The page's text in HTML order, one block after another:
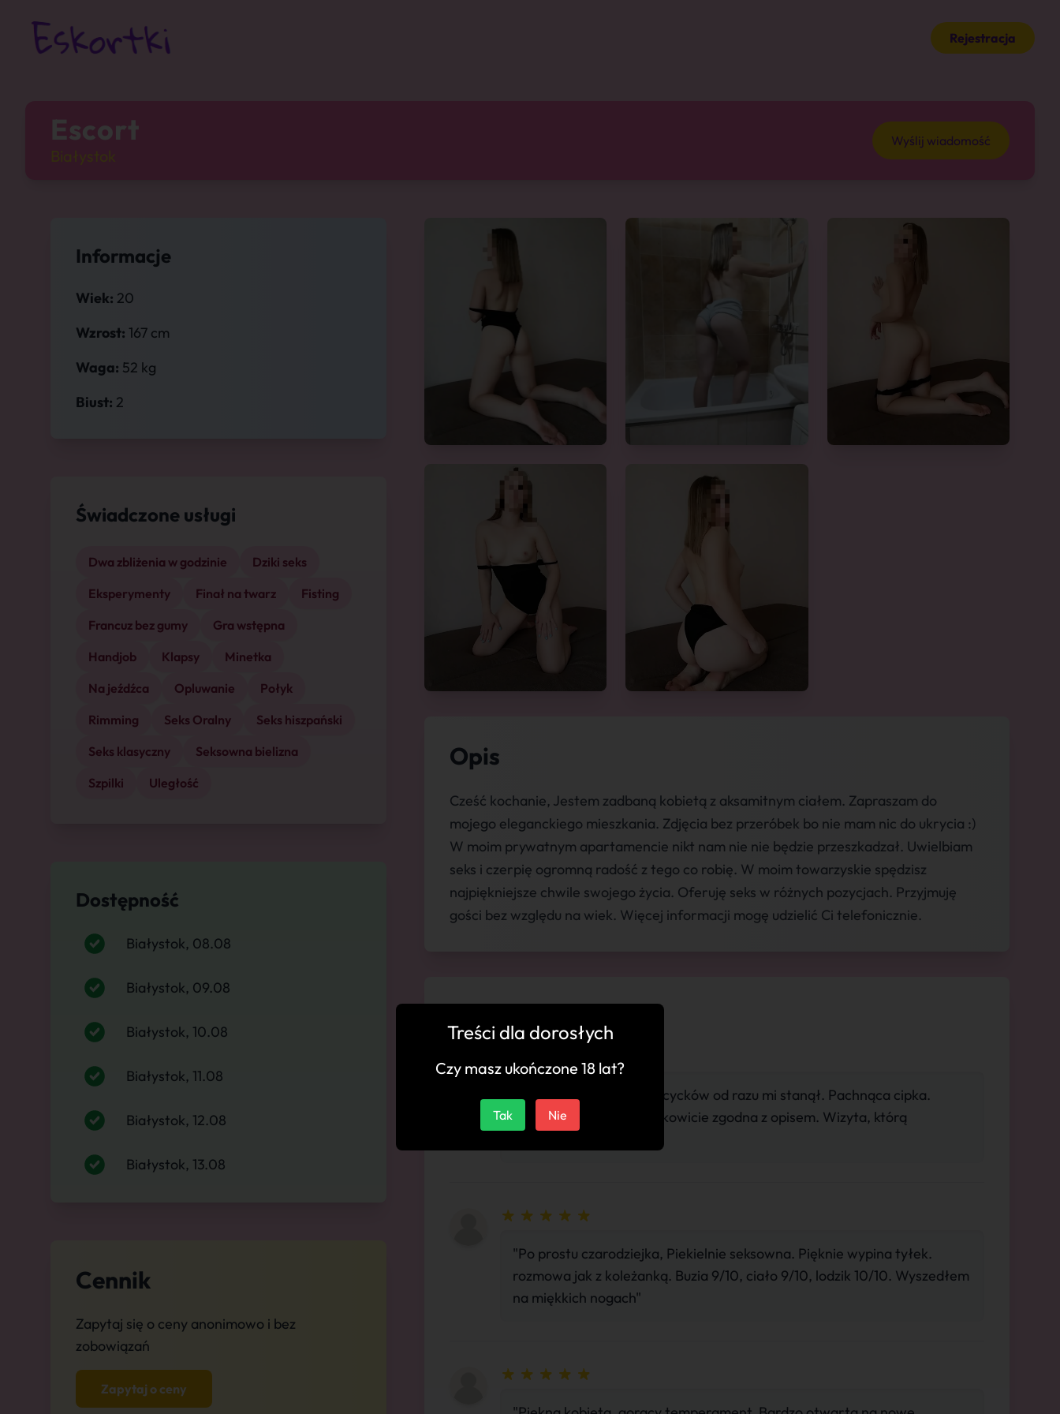
Rejestracja
Escort Wyślij wiadomość
Informacje
Wiek: 20
Wzrost: 167 cm
Waga: 52 kg
Biust: 2
Świadczone usługi
Dwa zbliżenia w godzinie
Dziki seks
Eksperymenty
Finał na twarz
Fisting
Francuz bez gumy
Gra wstępna
Handjob
Klapsy
Minetka
Na jeźdźca
Opluwanie
Połyk
Rimming
Seks Oralny
Seks hiszpański
Seks klasyczny
Seksowna bielizna
Szpilki
Uległość
Dostępność
Białystok, 08.08
Białystok, 09.08
Białystok, 10.08
Białystok, 11.08
Białystok, 12.08
Białystok, 13.08
Cennik
Zapytaj się o ceny anonimowo i bez
zobowiązań
Zapytaj o ceny
Opis
Cześć kochanie, Jestem zadbaną kobietą z aksamitnym ciałem. Zapraszam do
mojego eleganckiego mieszkania. Zdjęcia bez przeróbek bo nie mam nic do ukrycia :)
W moim prywatnym apartamencie nikt nam nie nie będzie przeszkadzał. Uwielbiam
seks i czerpię ogromną radość z tego co robię. W moim towarzyskie spędzisz
najpiękniejsze chwile swojego życia. Oferuję seks w różnych pozycjach. Przyjmuję
gości bez względu na wiek. Więcej informacji mogę udzielić Ci telefonicznie.
"Najlepsza! na widok jej cycków od razu mi stanął. Pachnąca cipka.
świetna atmosfera. Całkowicie zgodna z opisem. Wizyta, którą
"Po prostu czarodziejka, Piekielnie seksowna. Pięknie wypina tyłek.
rozmowa jak z koleżanką. Buzia 9/10, ciało 9/10, lodzik 10/10. Wyszedłem
na miękkich nogach"
Treści dla dorosłych
Czy masz ukończone 18 lat?
Tak Nie